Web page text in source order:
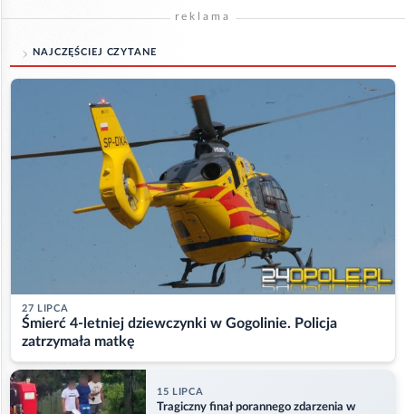
reklama
NAJCZĘŚCIEJ CZYTANE
27 LIPCA
Śmierć 4-letniej dziewczynki w Gogolinie. Policja
zatrzymała matkę
15 LIPCA
Tragiczny finał porannego zdarzenia w